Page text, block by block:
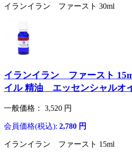
イランイラン ファースト 30ml
イランイラン ファースト
イル 精油 エッセンシャルオ
一般価格： 3,520 円
会員価格(税込): 2,780 円
イランイラン ファースト 15ml